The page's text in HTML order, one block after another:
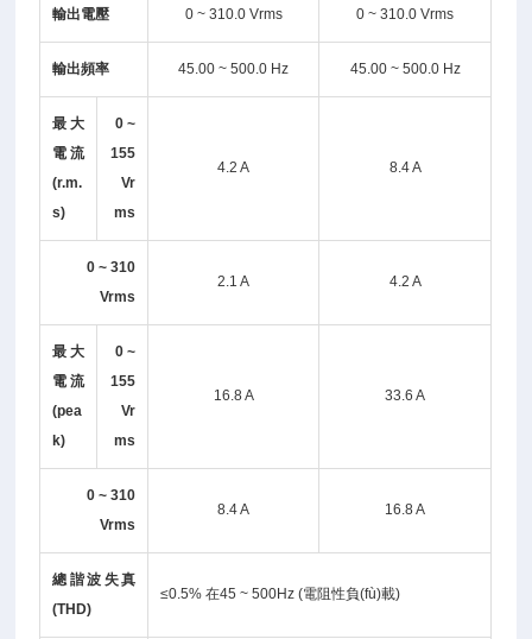
輸出電壓 0 ~ 310.0 Vrms 0 ~ 310.0 Vrms
輸出頻率 45.00 ~ 500.0 Hz 45.00 ~ 500.0 Hz
最大
電流
(r.m.
s)
0 ~
155
Vr
ms
4.2 A 8.4 A
0 ~ 310
Vrms
2.1 A 4.2 A
最大
電流
(pea
k)
0 ~
155
Vr
ms
16.8 A 33.6 A
0 ~ 310
Vrms
8.4 A 16.8 A
總諧波失真
(THD)
≤0.5% 在45 ~ 500Hz (電阻性負(fù)載)